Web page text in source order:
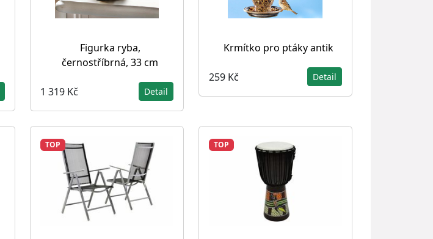
Figurka ryba,
černostříbrná, 33 cm
1 319 Kč Detail
Krmítko pro ptáky antik
259 Kč Detail
TOP TOP